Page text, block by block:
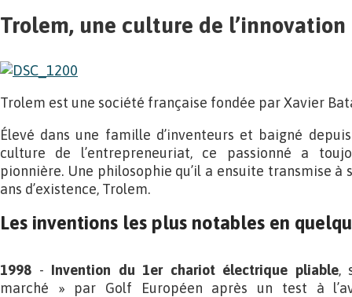
Trolem, une culture de l’innovation
Trolem est une société française fondée par Xavier
Élevé dans une famille d’inventeurs et baigné
culture de l’entrepreneuriat, ce passionné a
pionnière. Une philosophie qu’il a ensuite transmise à
ans d’existence, Trolem.
Les inventions les plus notables en
1998 - Invention du 1er chariot électrique pliable,
marché » par Golf Européen après un test à